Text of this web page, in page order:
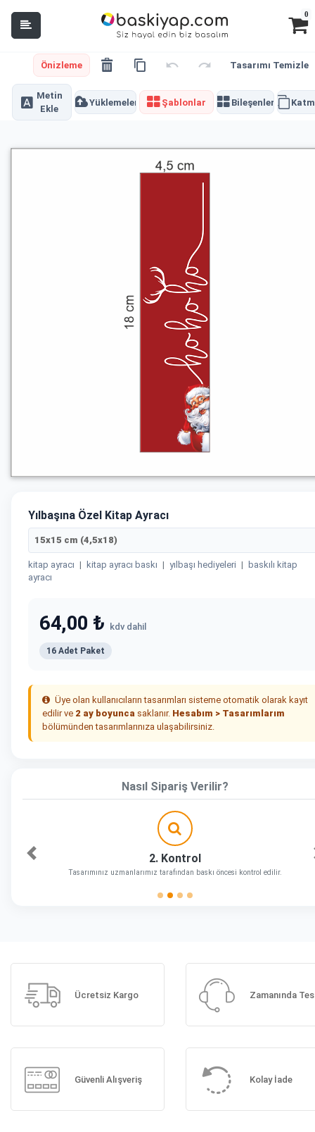
0
Önizleme Tasarımı Temizle
Metin
Ekle
Yüklemeler Şablonlar Bileşenler
Yılbaşına Özel Kitap Ayracı
15x15 cm (4,5x18)
kitap ayracı | kitap ayracı baskı | yılbaşı hediyeleri |
baskılı kitap
ayracı
64,00 ₺ kdv dahil
16 Adet Paket
Üye olan kullanıcıların tasarımları sisteme otomatik olarak kayıt
edilir ve 2 ay boyunca saklanır. Hesabım > Tasarımlarım
bölümünden tasarımlarınıza ulaşabilirsiniz.
Nasıl Sipariş Verilir?
2. Kontrol
Tasarımınız uzmanlarımız tarafından baskı öncesi kontrol edilir.
Önceki
Ücretsiz Kargo Zamanında
Güvenli Alışveriş Kolay İade